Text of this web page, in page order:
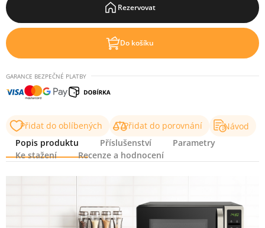
Rezervovat
Do košíku
GARANCE BEZPEČNÉ PLATBY
Přidat do oblíbených Přidat do porovnání
Návod
Popis produktu
Příslušenství
Parametry
Ke stažení
Recenze a hodnocení